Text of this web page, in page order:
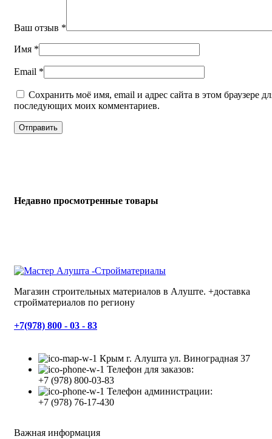
Ваш отзыв *
Имя *
Email *
Сохранить моё имя, email и адрес сайта в этом браузере
последующих моих комментариев.
Недавно просмотренные товары
Магазин строительных материалов в Алуште. +доставка
стройматериалов по региону
+7(978) 800 - 03 - 83
Крым г. Алушта ул. Виноградная 37
Телефон для заказов:
+7 (978) 800-03-83
Телефон администрации:
+7 (978) 76-17-430
Важная информация